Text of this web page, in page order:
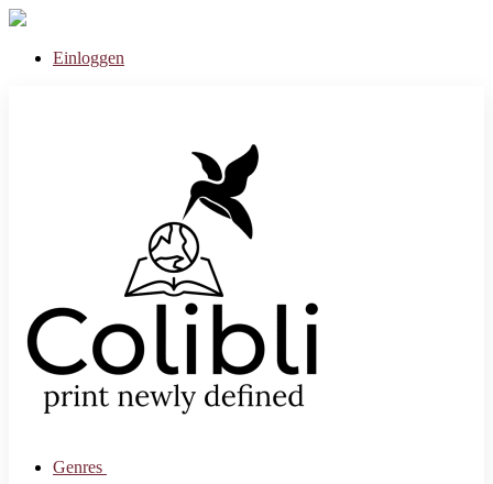
Einloggen
Genres